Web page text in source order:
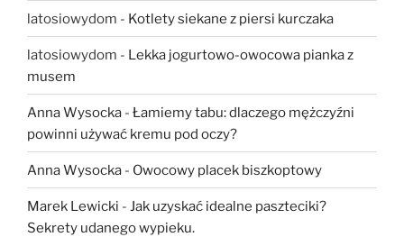
latosiowydom - Kotlety siekane z piersi kurczaka
latosiowydom - Lekka jogurtowo-owocowa pianka z
musem
Anna Wysocka - Łamiemy tabu: dlaczego mężczyźni
powinni używać kremu pod oczy?
Anna Wysocka - Owocowy placek biszkoptowy
Marek Lewicki - Jak uzyskać idealne paszteciki?
Sekrety udanego wypieku.